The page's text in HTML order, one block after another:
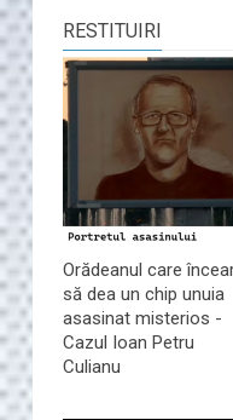
RESTITUIRI
Orădeanul care
să dea un chip unuia
asasinat misterios -
Cazul Ioan Petru
Culianu